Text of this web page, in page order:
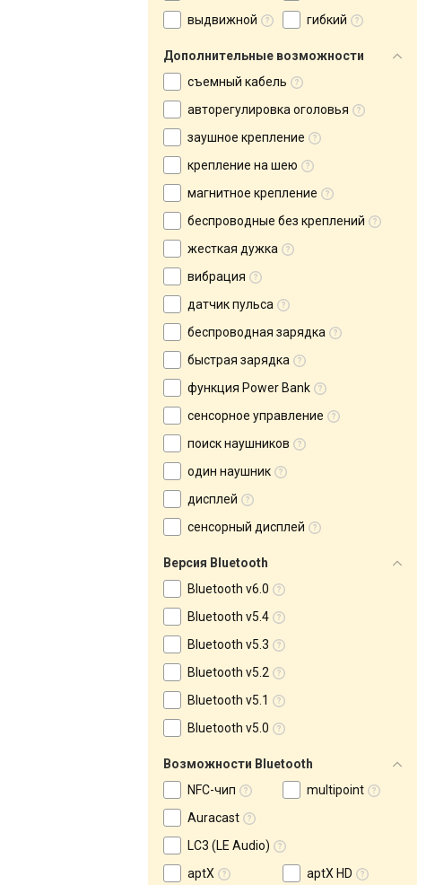
выдвижной
гибкий
Дополнительные возможности
съемный кабель
авторегулировка оголовья
заушное крепление
крепление на шею
магнитное крепление
беспроводные без креплений
жесткая дужка
вибрация
датчик пульса
беспроводная зарядка
быстрая зарядка
функция Power Bank
сенсорное управление
поиск наушников
один наушник
дисплей
сенсорный дисплей
Версия Bluetooth
Bluetooth v6.0
Bluetooth v5.4
Bluetooth v5.3
Bluetooth v5.2
Bluetooth v5.1
Bluetooth v5.0
Возможности Bluetooth
NFC-чип
multipoint
Auracast
LC3 (LE Audio)
aptX
aptX HD